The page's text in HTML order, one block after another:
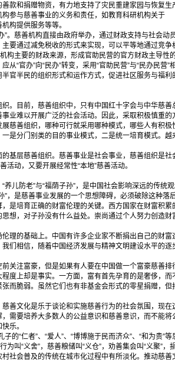
款和捐赠物资，有力地支持了灾民重建家园与恢复
构参与慈善事业的义务和责任，如教育科研机构关
构提供服务等等。
慈善机构直接由政府举办，通过财政支持与社会动
要通过减免税收的形式来实现，可以平等地通过竞
构主要的财政来源，形成官助民营的官方财政主导性
“官办”向“民办”转变，采用“官助民营”与“民办民营”
官半民的组织形式和运作方式，促进社区服务与福
目前，慈善组织中，只有中国红十字会与中华慈善
业难以开展广泛的社会活动。因此，采取积极慎重的
善组织，哪种可行就采用哪种模式，哪些人有积极
是分门别类的目的事业模式，二是统一培育模式。
层慈善组织。慈善事业是社会事业，慈善组织是社
活动，又要开展经常性“本地”慈善活动。
防老”与“福荫子孙”，是中国社会影响深远的传统
，是慈善事业发展的一个思想障碍，必须破除这种落后
培育正确的财富伦理的关键。西方国家在财富积累
想，对子孙没有什么益处。崇尚通过个人努力创造
的基础上。中国有许多企业家不断捐出自己的财富
们相信，随着中国经济发展与精神文明建设水平的
注富豪，但是如果有人要在中国做一个富豪慈善排
度上却是事实。一方面，富有首先孕育的是奢侈，
而脆弱。虽然它们也有非基金会形式的零星捐赠，但
文化是乐于谈论和实施慈善行为的社会氛围，现在
需要培养大多数人的公益意识和慈善意识，而不能将
乐。
的“仁者”、“爱人”、“博博施于民而济众”、“和为贵”
叫“义舍”，慈善粮储叫“义仓”，劝善集会叫“义聚”，
社会普及的传统在城市化过程中有所淡化。推动慈